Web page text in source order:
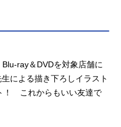
ray＆DVDを対象店舗に
による描き下ろしイラスト
！ これからもいい友達で